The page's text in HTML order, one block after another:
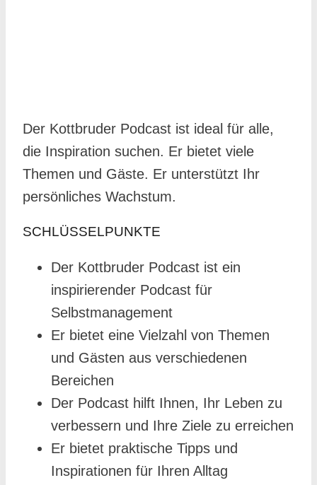
Der Kottbruder Podcast ist ideal für alle,
die Inspiration suchen. Er bietet viele
Themen und Gäste. Er unterstützt Ihr
persönliches Wachstum.
SCHLÜSSELPUNKTE
Der Kottbruder Podcast ist ein
inspirierender Podcast für
Selbstmanagement
Er bietet eine Vielzahl von Themen
und Gästen aus verschiedenen
Bereichen
Der Podcast hilft Ihnen, Ihr Leben zu
verbessern und Ihre Ziele zu erreichen
Er bietet praktische Tipps und
Inspirationen für Ihren Alltag